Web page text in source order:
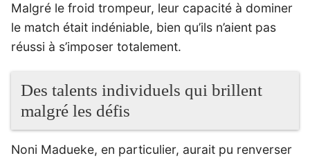
Malgré le froid trompeur, leur capacité à dominer
le match était indéniable, bien qu’ils n’aient pas
réussi à s’imposer totalement.
Des talents individuels qui brillent
malgré les défis
Noni Madueke, en particulier, aurait pu renverser